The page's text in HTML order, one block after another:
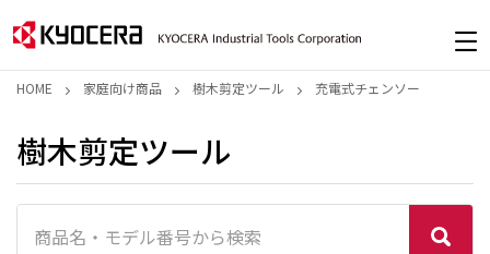
HOME 家庭向け商品 樹木剪定ツール 充電式チェンソー
樹木剪定ツール